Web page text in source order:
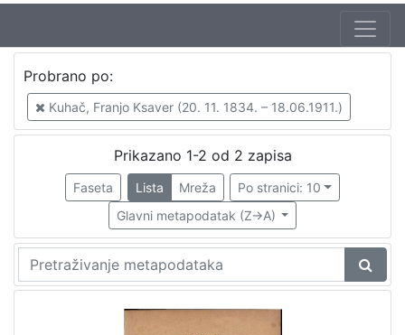
Autor
Kuhač, Franjo Ksaver (20. 11. 1834. – 18.06.1911.)
izdanja
Zagreb
2
Probrano po:
Kuhač, Franjo Ksaver (20. 11. 1834. – 18.06.1911.)
Prikazano 1-2 od 2 zapisa
Faseta Lista Mreža
Po stranici: 10
Glavni metapodatak (Z->A)